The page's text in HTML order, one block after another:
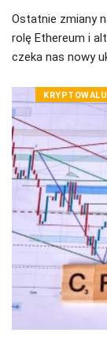
Ostatnie zmiany
rolę Ethereum i
czeka nas nowy